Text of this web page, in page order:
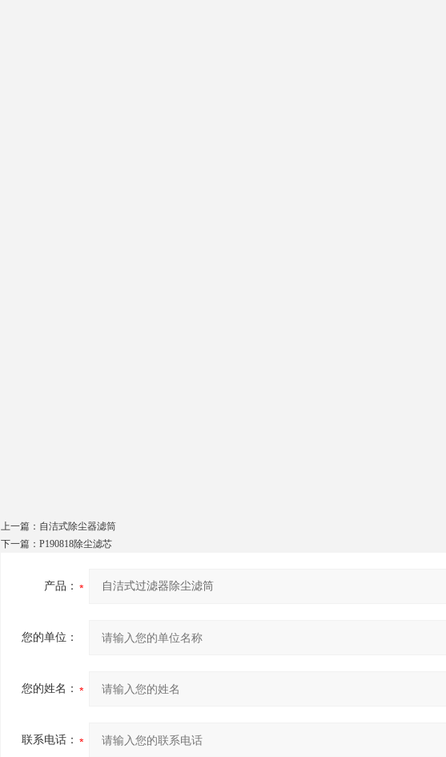
上一篇： 自洁式除尘器滤筒
下一篇： P190818除尘滤芯
产品：
您的单位：
您的姓名：
联系电话：